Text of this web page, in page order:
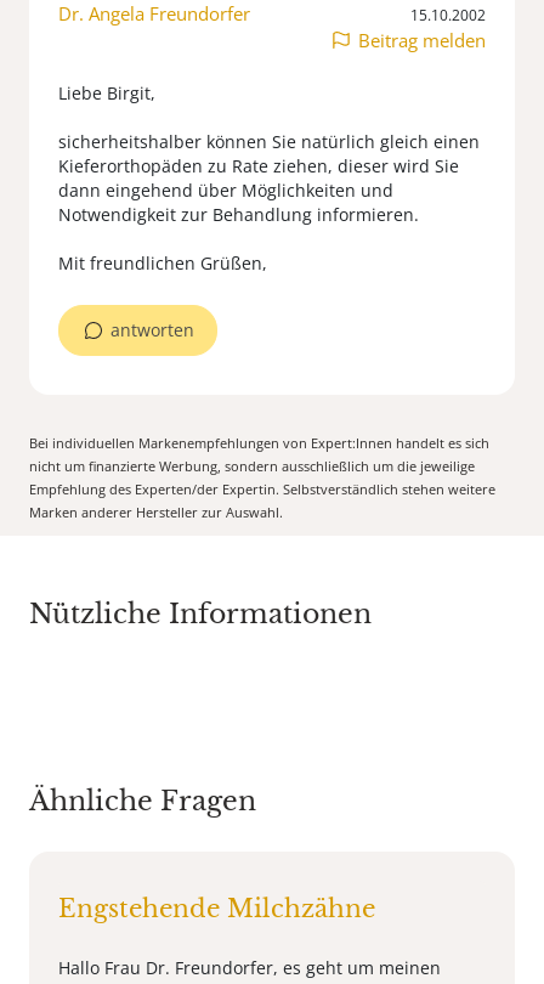
Dr. Angela Freundorfer 15.10.2002
Beitrag melden
Liebe Birgit,
sicherheitshalber können Sie natürlich gleich einen
Kieferorthopäden zu Rate ziehen, dieser wird Sie
dann eingehend über Möglichkeiten und
Notwendigkeit zur Behandlung informieren.
Mit freundlichen Grüßen,
antworten
Bei individuellen Markenempfehlungen von Expert:Innen handelt es sich
nicht um finanzierte Werbung, sondern ausschließlich um die jeweilige
Empfehlung des Experten/der Expertin. Selbstverständlich stehen weitere
Marken anderer Hersteller zur Auswahl.
Nützliche Informationen
Ähnliche Fragen
Engstehende Milchzähne
Hallo Frau Dr. Freundorfer, es geht um meinen